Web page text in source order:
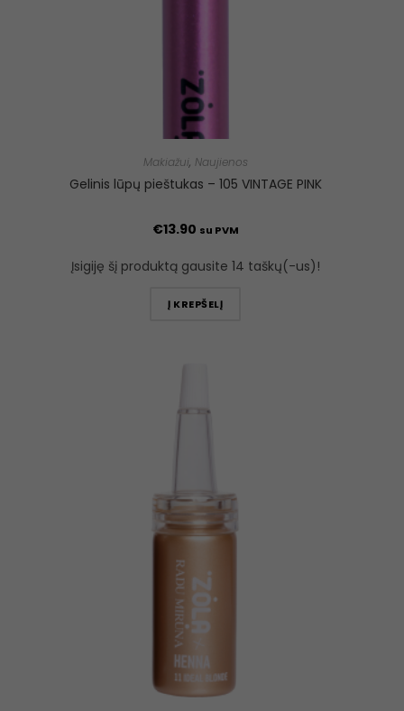
Makiažui, Naujienos
Gelinis lūpų pieštukas – 105 VINTAGE PINK
€13.90 su PVM
Įsigiję šį produktą gausite 14 taškų(-us)!
Į KREPŠELĮ